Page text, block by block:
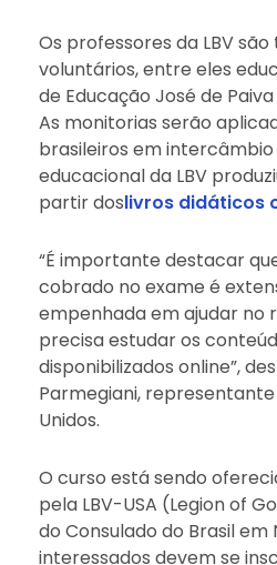
Os professores da LBV
voluntários, entre eles
de Educação José de
As monitorias serão
brasileiros em intercâmbio
educacional da LBV
partir doslivros didáticos
“É importante destacar
cobrado no exame é
empenhada em ajudar no
precisa estudar os
disponibilizados online”,
Parmegiani, representante
Unidos.
O curso está sendo
pela LBV-USA (Legion of
do Consulado do Brasil em
interessados devem se